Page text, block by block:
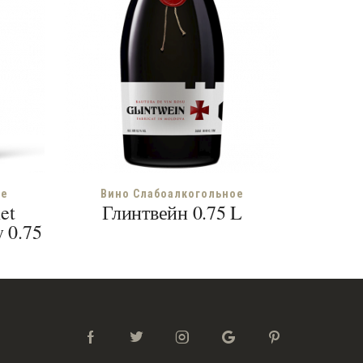
0.75
Вино Слабоалкогольное
Глинтвейн 0.75 L